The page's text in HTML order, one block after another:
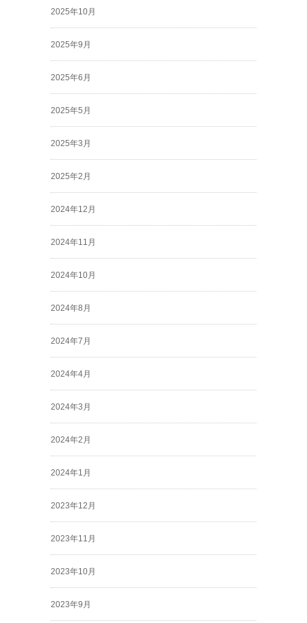
2025年10月
2025年9月
2025年6月
2025年5月
2025年3月
2025年2月
2024年12月
2024年11月
2024年10月
2024年8月
2024年7月
2024年4月
2024年3月
2024年2月
2024年1月
2023年12月
2023年11月
2023年10月
2023年9月